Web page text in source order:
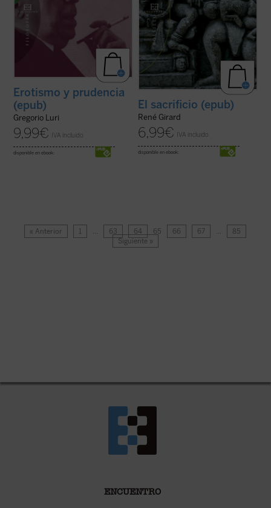
Erotismo y prudencia
(epub)
Gregorio Luri
9,99€ IVA incluido
disponible en ebook:
El sacrificio (epub)
René Girard
6,99€ IVA incluido
disponible en ebook:
« Anterior 1 … 63 64 65 66 67 …
85
Siguiente »
ENCUENTRO